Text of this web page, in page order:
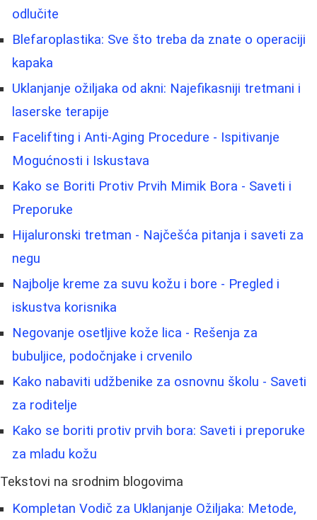
odlučite
Blefaroplastika: Sve što treba da znate o operaciji
kapaka
Uklanjanje ožiljaka od akni: Najefikasniji tretmani i
laserske terapije
Facelifting i Anti-Aging Procedure - Ispitivanje
Mogućnosti i Iskustava
Kako se Boriti Protiv Prvih Mimik Bora - Saveti i
Preporuke
Hijaluronski tretman - Najčešća pitanja i saveti za
negu
Najbolje kreme za suvu kožu i bore - Pregled i
iskustva korisnika
Negovanje osetljive kože lica - Rešenja za
bubuljice, podočnjake i crvenilo
Kako nabaviti udžbenike za osnovnu školu - Saveti
za roditelje
Kako se boriti protiv prvih bora: Saveti i preporuke
za mladu kožu
Tekstovi na srodnim blogovima
Kompletan Vodič za Uklanjanje Ožiljaka: Metode,